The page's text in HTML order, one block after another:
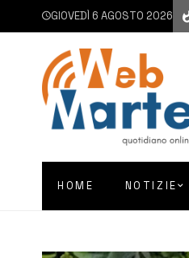
GIOVEDÌ 6 AGOSTO 2026
HOME NOTIZIE